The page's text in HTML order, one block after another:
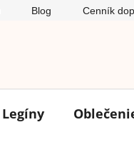
Blog Cenník
Legíny